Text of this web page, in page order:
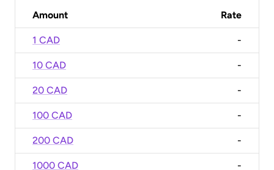
Amount Rate
1 CAD -
10 CAD -
20 CAD -
100 CAD -
200 CAD -
1000 CAD -